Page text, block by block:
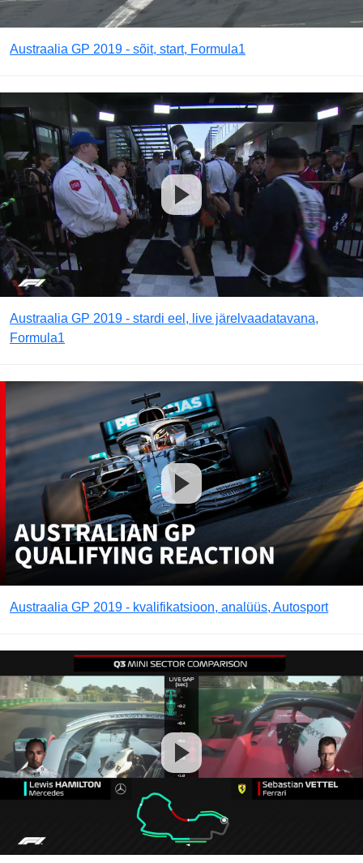
Austraalia GP 2019 - sõit, start, Formula1
Austraalia GP 2019 - stardi eel, live järelvaadatavana,
Formula1
Austraalia GP 2019 - kvalifikatsioon, analüüs, Autosport